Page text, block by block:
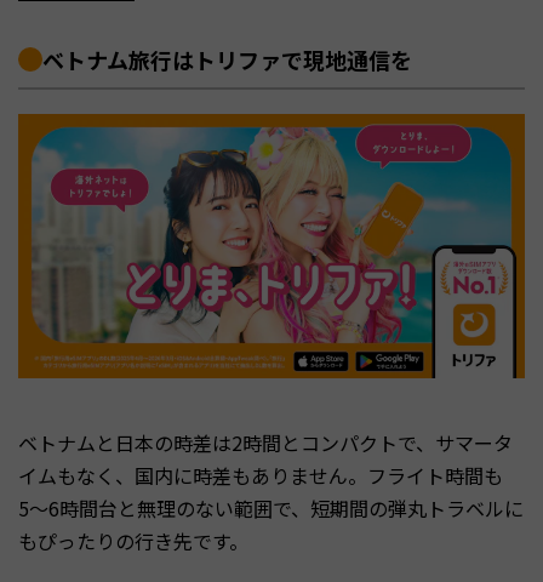
ベトナム旅行はトリファで現地通信を
ベトナムと日本の時差は2時間とコンパクトで、サマータ
イムもなく、国内に時差もありません。フライト時間も
5〜6時間台と無理のない範囲で、短期間の弾丸トラベルに
もぴったりの行き先です。